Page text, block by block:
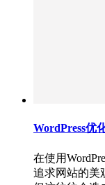
WordPress优
在使用
追求网站的美